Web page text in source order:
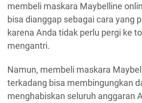
membeli maskara Maybelline
bisa dianggap sebagai cara yang
karena Anda tidak perlu pergi ke
mengantri.
Namun, membeli maskara
terkadang bisa membingungkan
menghabiskan seluruh anggaran